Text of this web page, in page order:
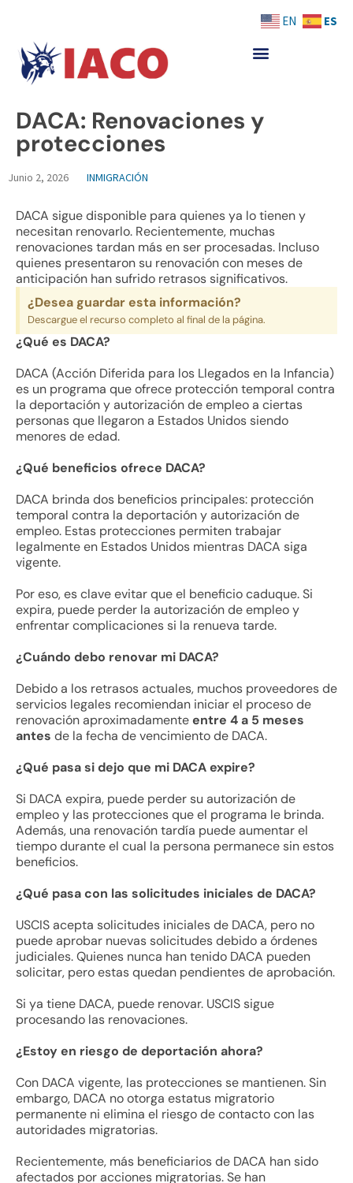
content
DACA: Renovaciones y
protecciones
Junio 2, 2026 INMIGRACIÓN
DACA sigue disponible para quienes ya lo tienen y
necesitan renovarlo. Recientemente, muchas
renovaciones tardan más en ser procesadas. Incluso
quienes presentaron su renovación con meses de
anticipación han sufrido retrasos significativos.
¿Desea guardar esta información?
Descargue el recurso completo al final de la página.
¿Qué es DACA?
DACA (Acción Diferida para los Llegados en la Infancia)
es un programa que ofrece protección temporal contra
la deportación y autorización de empleo a ciertas
personas que llegaron a Estados Unidos siendo
menores de edad.
¿Qué beneficios ofrece DACA?
DACA brinda dos beneficios principales: protección
temporal contra la deportación y autorización de
empleo. Estas protecciones permiten trabajar
legalmente en Estados Unidos mientras DACA siga
vigente.
Por eso, es clave evitar que el beneficio caduque. Si
expira, puede perder la autorización de empleo y
enfrentar complicaciones si la renueva tarde.
¿Cuándo debo renovar mi DACA?
Debido a los retrasos actuales, muchos proveedores de
servicios legales recomiendan iniciar el proceso de
renovación aproximadamenteentre 4 a 5 meses
antes de la fecha de vencimiento de DACA.
¿Qué pasa si dejo que mi DACA expire?
Si DACA expira, puede perder su autorización de
empleo y las protecciones que el programa le brinda.
Además, una renovación tardía puede aumentar el
tiempo durante el cual la persona permanece sin estos
beneficios.
¿Qué pasa con las solicitudes iniciales de DACA?
USCIS acepta solicitudes iniciales de DACA, pero no
puede aprobar nuevas solicitudes debido a órdenes
judiciales. Quienes nunca han tenido DACA pueden
solicitar, pero estas quedan pendientes de aprobación.
Si ya tiene DACA, puede renovar. USCIS sigue
procesando las renovaciones.
¿Estoy en riesgo de deportación ahora?
Con DACA vigente, las protecciones se mantienen. Sin
embargo, DACA no otorga estatus migratorio
permanente ni elimina el riesgo de contacto con las
autoridades migratorias.
Recientemente, más beneficiarios de DACA han sido
afectados por acciones migratorias. Se han
EN ES